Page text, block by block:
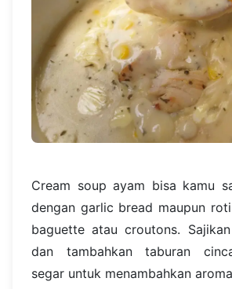
Cream soup ayam bisa kamu
dengan garlic bread maupun
baguette atau croutons.
dan tambahkan taburan
segar untuk menambahkan